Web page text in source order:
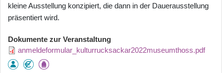
kleine Ausstellung konzipiert, die dann in der Dauerausstellung
präsentiert wird.
Dokumente zur Veranstaltung
anmeldeformular_kulturrucksackar2022museumthoss.pdf